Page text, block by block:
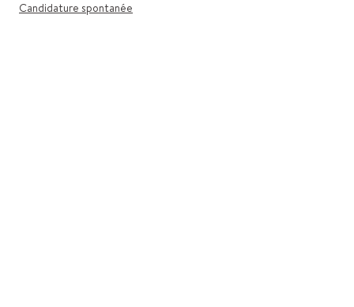
Candidature spontanée